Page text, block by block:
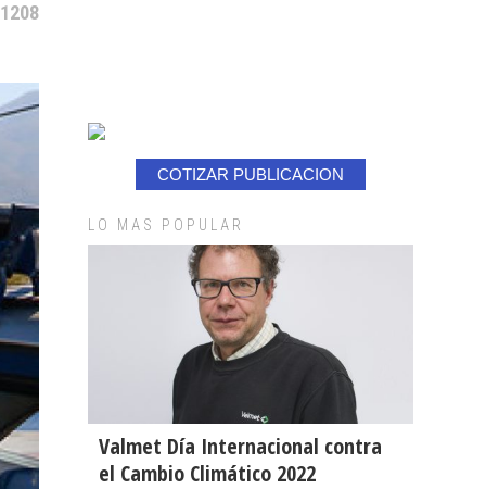
COTIZAR PUBLICACION
LO MAS POPULAR
Valmet Día Internacional contra
el Cambio Climático 2022